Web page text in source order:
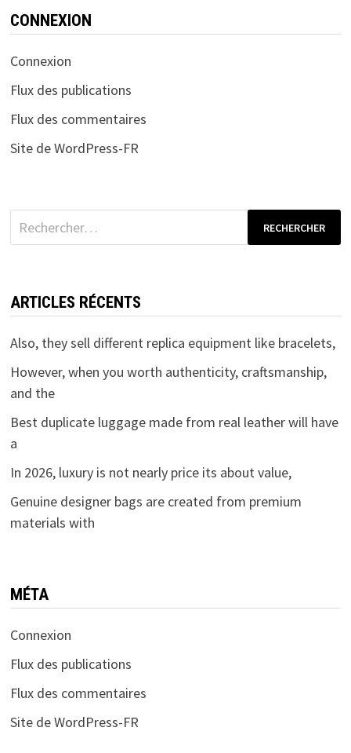
CONNEXION
Connexion
Flux des publications
Flux des commentaires
Site de WordPress-FR
Rechercher :
ARTICLES RÉCENTS
Also, they sell different replica equipment like bracelets,
However, when you worth authenticity, craftsmanship,
and the
Best duplicate luggage made from real leather will have
a
In 2026, luxury is not nearly price its about value,
Genuine designer bags are created from premium
materials with
MÉTA
Connexion
Flux des publications
Flux des commentaires
Site de WordPress-FR